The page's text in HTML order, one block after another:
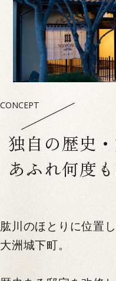
CONCEPT
独自の歴史
あふれ何度
肱川のほとりに位置
大洲城下町。